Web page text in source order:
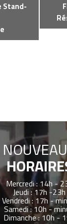
Stand-
Mercredi : 14h -
Jeudi : 17h -23h
Vendredi : 17h -
Samedi : 10h -
Dimanche : 10h -